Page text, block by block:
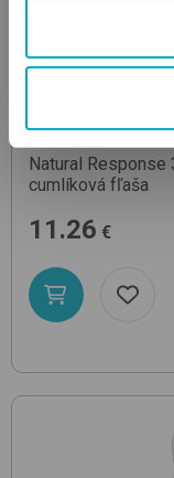
Natural
cumlíková fľaša
11.26 €